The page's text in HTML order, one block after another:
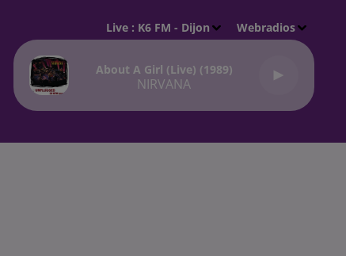
Live : K6 FM - Dijon Webradios
About A Girl (live) (1989)
NIRVANA